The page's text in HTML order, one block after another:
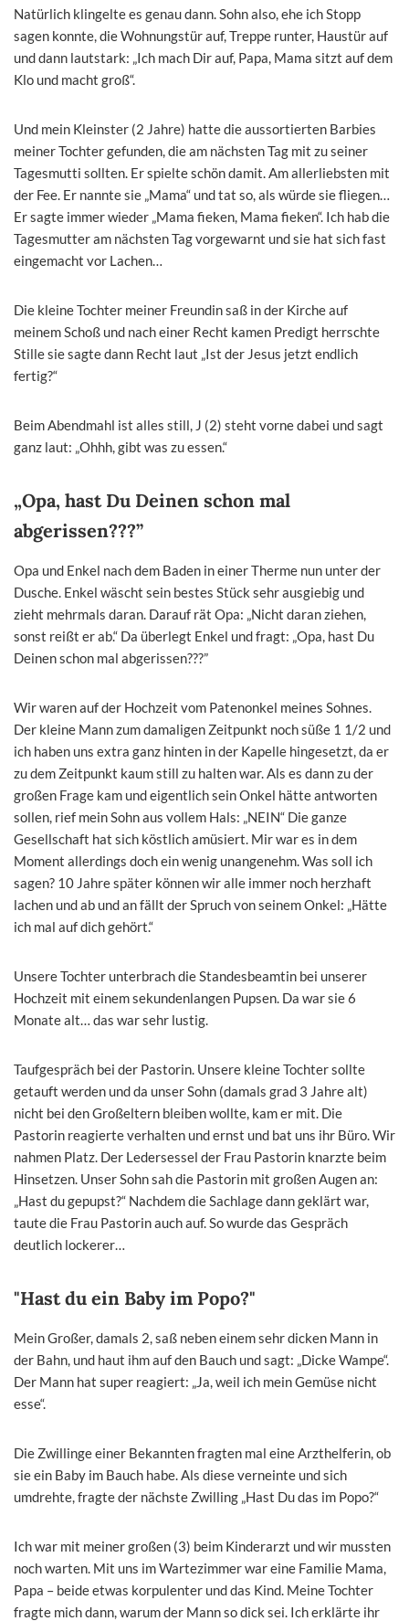
Natürlich klingelte es genau dann. Sohn also, ehe ich Stopp
sagen konnte, die Wohnungstür auf, Treppe runter, Haustür auf
und dann lautstark: „Ich mach Dir auf, Papa, Mama sitzt auf dem
Klo und macht groß“.
Und mein Kleinster (2 Jahre) hatte die aussortierten Barbies
meiner Tochter gefunden, die am nächsten Tag mit zu seiner
Tagesmutti sollten. Er spielte schön damit. Am allerliebsten mit
der Fee. Er nannte sie „Mama“ und tat so, als würde sie fliegen…
Er sagte immer wieder „Mama fieken, Mama fieken“. Ich hab die
Tagesmutter am nächsten Tag vorgewarnt und sie hat sich fast
eingemacht vor Lachen…
Die kleine Tochter meiner Freundin saß in der Kirche auf
meinem Schoß und nach einer Recht kamen Predigt herrschte
Stille sie sagte dann Recht laut „Ist der Jesus jetzt endlich
fertig?“
Beim Abendmahl ist alles still, J (2) steht vorne dabei und sagt
ganz laut: „Ohhh, gibt was zu essen.“
„Opa, hast Du Deinen schon mal
abgerissen???”
Opa und Enkel nach dem Baden in einer Therme nun unter der
Dusche. Enkel wäscht sein bestes Stück sehr ausgiebig und
zieht mehrmals daran. Darauf rät Opa: „Nicht daran ziehen,
sonst reißt er ab.“ Da überlegt Enkel und fragt: „Opa, hast Du
Deinen schon mal abgerissen???”
Wir waren auf der Hochzeit vom Patenonkel meines Sohnes.
Der kleine Mann zum damaligen Zeitpunkt noch süße 1 1/2 und
ich haben uns extra ganz hinten in der Kapelle hingesetzt, da er
zu dem Zeitpunkt kaum still zu halten war. Als es dann zu der
großen Frage kam und eigentlich sein Onkel hätte antworten
sollen, rief mein Sohn aus vollem Hals: „NEIN“ Die ganze
Gesellschaft hat sich köstlich amüsiert. Mir war es in dem
Moment allerdings doch ein wenig unangenehm. Was soll ich
sagen? 10 Jahre später können wir alle immer noch herzhaft
lachen und ab und an fällt der Spruch von seinem Onkel: „Hätte
ich mal auf dich gehört.“
Unsere Tochter unterbrach die Standesbeamtin bei unserer
Hochzeit mit einem sekundenlangen Pupsen. Da war sie 6
Monate alt… das war sehr lustig.
Taufgespräch bei der Pastorin. Unsere kleine Tochter sollte
getauft werden und da unser Sohn (damals grad 3 Jahre alt)
nicht bei den Großeltern bleiben wollte, kam er mit. Die
Pastorin reagierte verhalten und ernst und bat uns ihr Büro. Wir
nahmen Platz. Der Ledersessel der Frau Pastorin knarzte beim
Hinsetzen. Unser Sohn sah die Pastorin mit großen Augen an:
„Hast du gepupst?“ Nachdem die Sachlage dann geklärt war,
taute die Frau Pastorin auch auf. So wurde das Gespräch
deutlich lockerer…
"Hast du ein Baby im Popo?"
Mein Großer, damals 2, saß neben einem sehr dicken Mann in
der Bahn, und haut ihm auf den Bauch und sagt: „Dicke Wampe“.
Der Mann hat super reagiert: „Ja, weil ich mein Gemüse nicht
esse“.
Die Zwillinge einer Bekannten fragten mal eine Arzthelferin, ob
sie ein Baby im Bauch habe. Als diese verneinte und sich
umdrehte, fragte der nächste Zwilling „Hast Du das im Popo?“
Ich war mit meiner großen (3) beim Kinderarzt und wir mussten
noch warten. Mit uns im Wartezimmer war eine Familie Mama,
Papa – beide etwas korpulenter und das Kind. Meine Tochter
fragte mich dann, warum der Mann so dick sei. Ich erklärte ihr